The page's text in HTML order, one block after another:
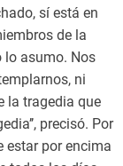
sí está en
de la
lo asumo. Nos
ni
la tragedia que
precisó. Por
estar por encima